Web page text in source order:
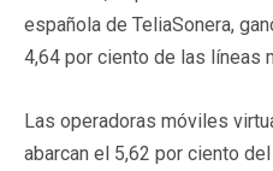
española de TeliaSonera,
4,64 por ciento de las líneas
Las operadoras móviles
abarcan el 5,62 por ciento